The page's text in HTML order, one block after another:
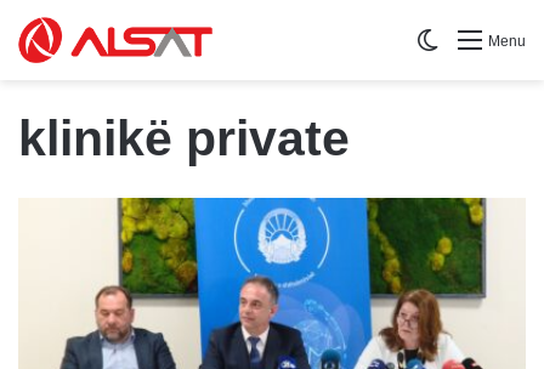
Menu
Switch skin
klinikë private